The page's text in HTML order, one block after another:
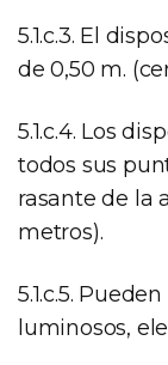
5.1.c.3. El
de 0,50 m.
5.1.c.4. Los
todos sus
rasante de la
metros).
5.1.c.5.
luminosos,